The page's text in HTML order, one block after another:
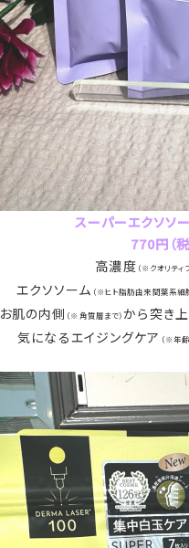
スーパーエクソソ
770円（税
高濃度 （※クオリティ
エクソソーム （※ヒト脂肪由来間葉系
お肌の内側 （※角質層まで）から突き
気になるエイジングケア （※年